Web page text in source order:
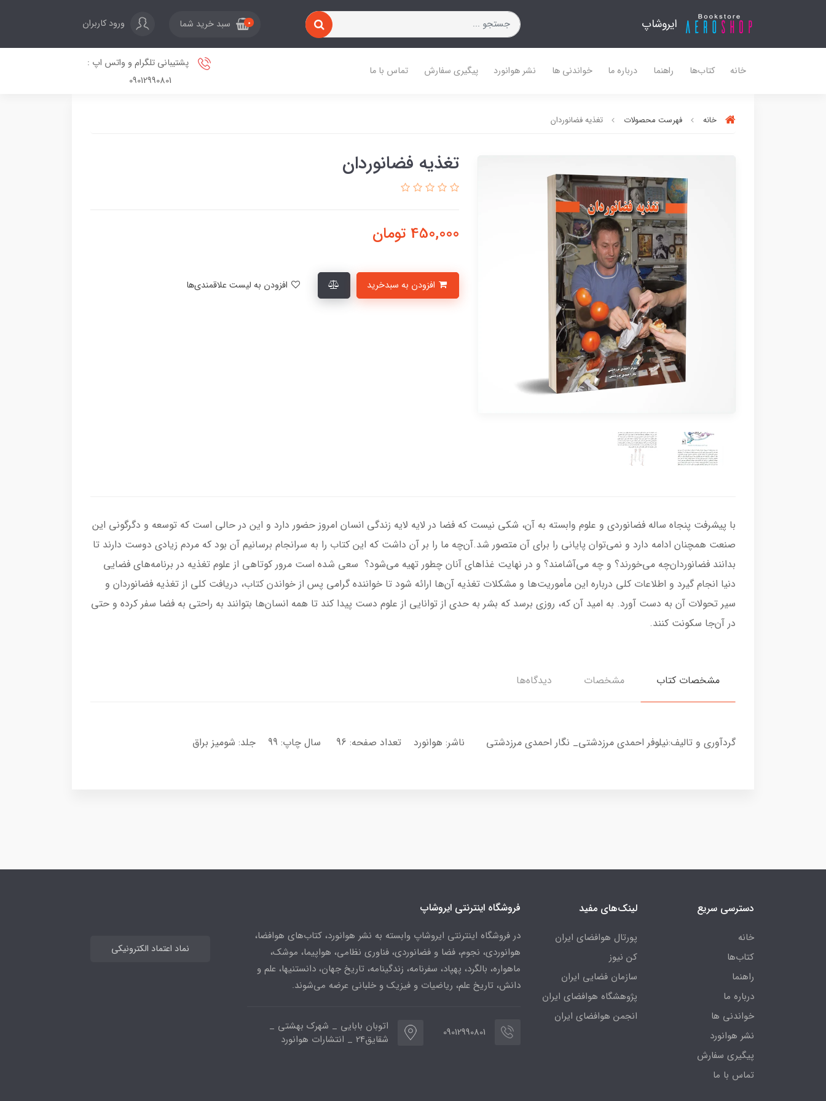
ایروشاپ 0 سبد خرید شما ورود کاربران
خانه کتاب‌ها راهنما درباره ما خواندنی ها نشر هوانورد پیگیری سفارش تماس با ما
پشتیبانی تلگرام و واتس اپ :
09012990801
خانه فهرست محصولات تغذیه فضانوردان
تغذیه فضانوردان
450,000 تومان
با پیشرفت پنجاه ساله فضانوردی و علوم وابسته به آن، شکی نیست که فضا در لایه لایه زندگی انسان امروز حضور دارد و این در حالی است که توسعه و دگرگونی این
صنعت همچنان ادامه دارد و نمی‌توان پایانی را برای آن متصور شد.آن‌چه ما را بر آن داشت که این کتاب را به سرانجام برسانیم آن بود که مردم زیادی دوست دارند تا
بدانند فضانوردان‌چه می‌خورند؟ و چه می‌آشامند؟ و در نهایت غذا‌های آنان چطور تهیه می‌شود؟ سعی شده است مرور کوتاهی از علوم تغذیه در برنامه‌های فضایی
دنیا انجام گیرد و اطلاعات کلی درباره این مأموریت‌ها و مشکلات تغذیه آن‌‌ها ارائه شود تا خواننده گرامی پس از خواندن کتاب، دریافت کلی از تغذیه فضانوردان و
سیر تحولات آن به دست آورد. به امید آن که، روزی برسد که بشر به حدی از توانایی از علوم دست پیدا کند تا همه انسان‌‌ها بتوانند به راحتی به فضا سفر کرده و حتی
در آن‌جا سکونت کنند.
مشخصات کتاب مشخصات دیدگاه‌ها
گردآوری و تالیف:نیلوفر احمدی مرزدشتی_ نگار احمدی مرزدشتی ناشر: هوانورد تعداد صفحه: 96 سال چاپ: 99 جلد: شومیز براق
دسترسی سریع
خانه
کتاب‌ها
راهنما
درباره ما
خواندنی ها
نشر هوانورد
پیگیری سفارش
تماس با ما
لینک‌های مفید
پورتال هوافضای ایران
کن نیوز
سازمان فضایی ایران
پژوهشگاه هوافضای ایران
انجمن هوافضای ایران
فروشگاه اینترنتی ایروشاپ
در فروشگاه اینترنتی ایروشاپ وابسته به نشر هوانورد، کتاب‌های هوافضا،
هوانوردی، نجوم، فضا و فضانوردی، فناوری نظامی، هواپیما، موشک،
ماهواره، بالگرد، پهپاد، سفرنامه، زندگینامه، تاریخ جهان، دانستنیها، علم و
دانش، تاریخ علم، ریاضیات و فیزیک و خلبانی عرضه می‌شوند.
09012990801
اتوبان بابایی _ شهرک بهشتی _
شقایق24 _ انتشارات هوانورد
نماد اعتماد الکترونیکی